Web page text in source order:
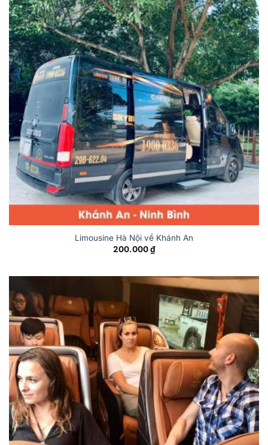
Limousine Hà Nội về Khánh An
200.000₫